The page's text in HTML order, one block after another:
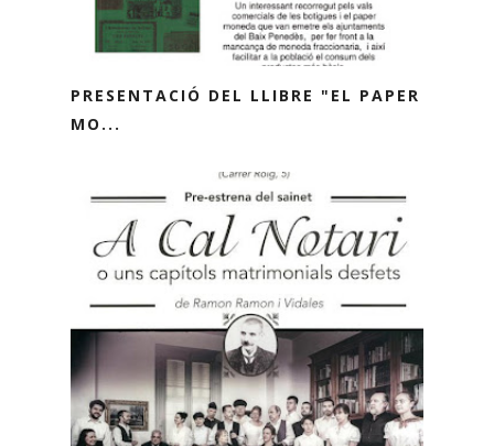
PRESENTACIÓ DEL LLIBRE "EL PAPER
MO...